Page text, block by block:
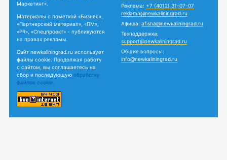
Маркетинг».
Материалы с пометкой «Бизнес»,
«Партнерский материал», «ПМ»,
«PR», «Спецпроект» - публикуются
на правах рекламы.
Сайт newkaliningrad.ru использует
файлы cookie. Продолжая работу
с сайтом, вы соглашаетесь на
сбор и последующую обработку
файлов cookie.
Реклама: +7 (4012) 31-07-07
reklama@newkaliningrad.ru
Афиша: afisha@newkaliningrad.ru
Техподдержка:
support@newkaliningrad.ru
Общие вопросы:
info@newkaliningrad.ru